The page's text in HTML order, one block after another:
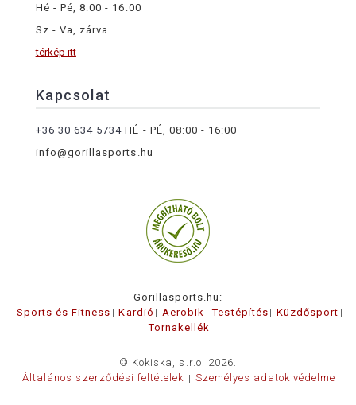
Hé - Pé, 8:00 - 16:00
Sz - Va, zárva
térkép itt
Kapcsolat
+36 30 634 5734 HÉ - PÉ, 08:00 - 16:00
info@gorillasports.hu
Gorillasports.hu:
Sports és Fitness
Kardió Aerobik Testépítés
Küzdősport
Tornakellék
© Kokiska, s.r.o. 2026.
Általános szerződési feltételek
Személyes adatok védelme